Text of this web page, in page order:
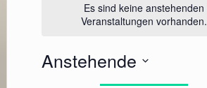
Es sind keine anstehenden
Veranstaltungen vorhanden.
Anstehende
Datum